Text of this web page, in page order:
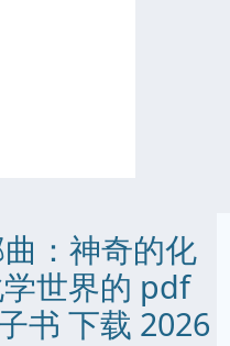
：神奇的化
世界的 pdf
书 下载 2026